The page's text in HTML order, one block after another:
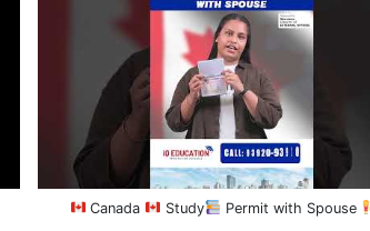
Canada Study Permit with Spouse